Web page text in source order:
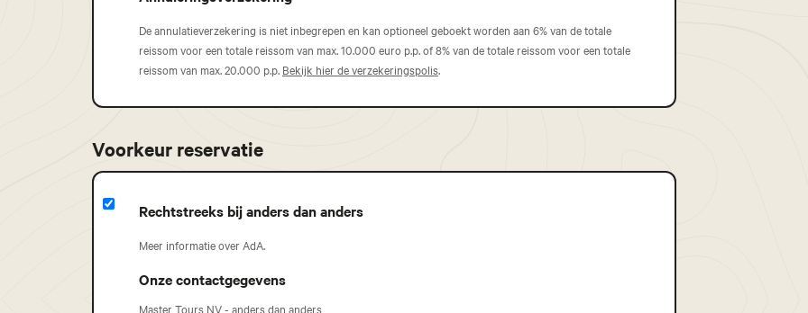
De annulatieverzekering is niet inbegrepen en kan optioneel geboekt worden aan 6% van de totale
reissom voor een totale reissom van max. 10.000 euro p.p. of 8% van de totale reissom voor een totale
reissom van max. 20.000 p.p. Bekijk hier de verzekeringspolis.
Voorkeur reservatie
Rechtstreeks bij anders dan anders
Meer informatie over AdA.
Onze contactgegevens
Master Tours NV - anders dan anders